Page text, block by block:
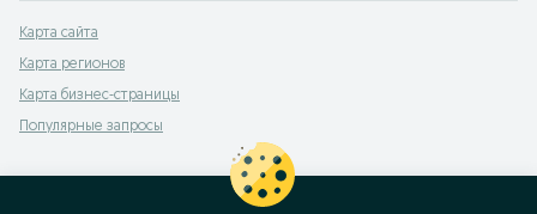
Карта сайта
Карта регионов
Карта бизнес-страницы
Популярные запросы